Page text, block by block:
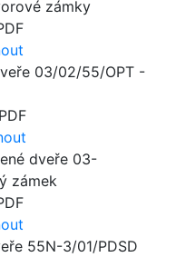
zámky
03/02/55/OPT -
PDF
dveře 03-
zámek
55N-3/01/PDSD